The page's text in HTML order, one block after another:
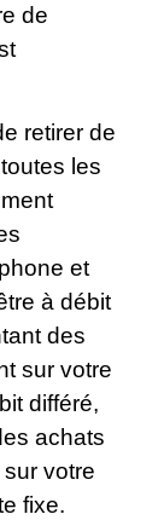
de
retirer de
les
et
à débit
des
sur votre
différé,
achats
votre
fixe.